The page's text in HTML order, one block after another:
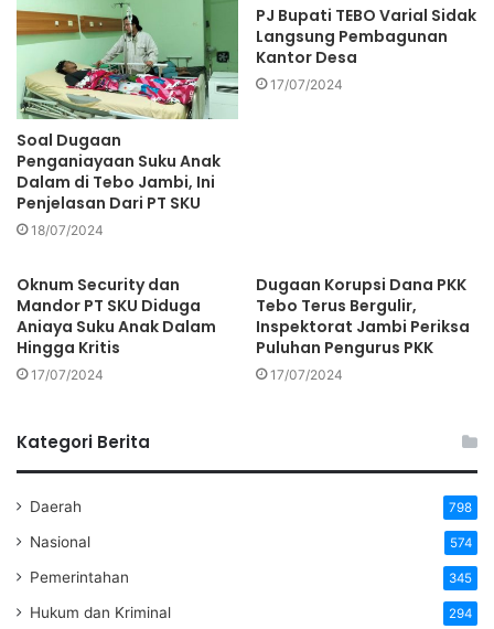
Soal Dugaan
Penganiayaan Suku Anak
Dalam di Tebo Jambi, Ini
Penjelasan Dari PT SKU
18/07/2024
PJ Bupati TEBO Varial Sidak
Langsung Pembagunan
Kantor Desa
17/07/2024
Oknum Security dan
Mandor PT SKU Diduga
Aniaya Suku Anak Dalam
Hingga Kritis
17/07/2024
Dugaan Korupsi Dana PKK
Tebo Terus Bergulir,
Inspektorat Jambi Periksa
Puluhan Pengurus PKK
17/07/2024
Kategori Berita
Daerah 798
Nasional 574
Pemerintahan 345
Hukum dan Kriminal 294